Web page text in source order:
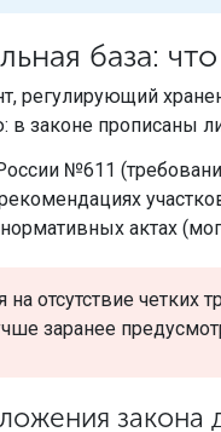
база:
регулирующий
в законе прописаны
№611
актах
на отсутствие
заранее
закона